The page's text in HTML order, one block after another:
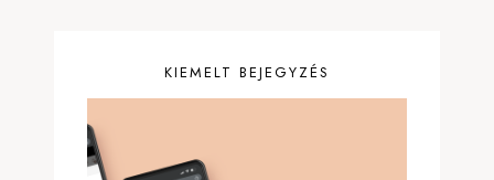
KIEMELT BEJEGYZÉS